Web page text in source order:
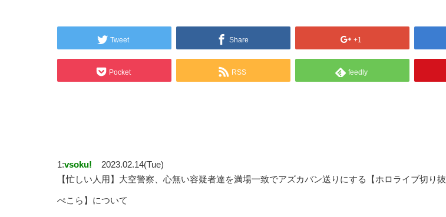
Tweet Share +1
Pocket RSS feedly
1:vsoku!
2023.02.14(Tue)
【忙しい人用】大空警察、心無い容疑者達を満場一致でアズカバン送りにする【ホロライブ切り
ぺこら】について